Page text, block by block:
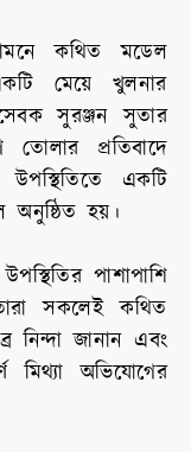
কথিত মডেল
মেয়ে খুলনার
সুরঞ্জন সুতার
তোলার প্রতিবাদে
উপস্থিতিতে একটি
অনুষ্ঠিত হয়।
পাশাপাশি
সকলেই কথিত
নিন্দা জানান এবং
অভিযোগের